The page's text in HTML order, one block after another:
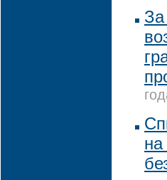
За